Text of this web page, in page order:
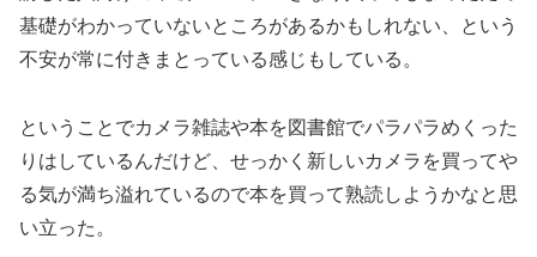
基礎がわかっていないところがあるかもしれない、という
不安が常に付きまとっている感じもしている。
ということでカメラ雑誌や本を図書館でパラパラめくった
りはしているんだけど、せっかく新しいカメラを買ってや
る気が満ち溢れているので本を買って熟読しようかなと思
い立った。